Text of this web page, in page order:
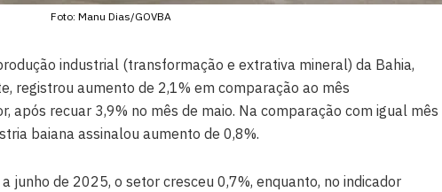
Foto: Manu Dias/GOVBA
industrial (transformação e extrativa mineral) da Bahia,
registrou aumento de 2,1% em comparação ao mês
após recuar 3,9% no mês de maio. Na comparação com igual mês
baiana assinalou aumento de 0,8%.
junho de 2025, o setor cresceu 0,7%, enquanto, no indicador